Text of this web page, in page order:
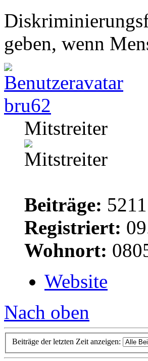
geben, wenn
bru62
Mitstreiter
Beiträge: 5211
Registriert:
Wohnort:
Website
Nach oben
Beiträge der letzten Zeit anzeigen: